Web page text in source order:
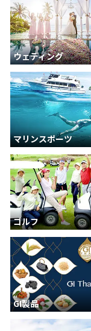
ウェディング
マリンスポーツ
ゴルフ
GI製品